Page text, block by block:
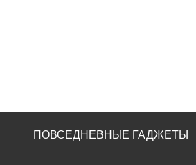
ПОВСЕДНЕВНЫЕ ГАДЖЕТЫ